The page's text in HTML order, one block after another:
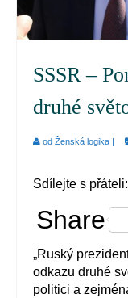
SSSR –
druhé
od Ženská logika
Sdílejte s přáteli:
Share
„Ruský
odkazu druhé
politici a